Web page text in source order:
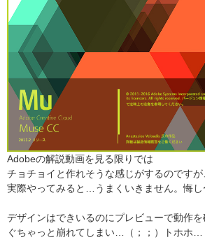
Adobeの解説動画を見る限りでは
チョチョイと作れそうな感じがするのですが
実際やってみると…うまくいきません。悔し
デザインはできいるのにプレビューで動作を
ぐちゃっと崩れてしまい…（；；）トホホ…